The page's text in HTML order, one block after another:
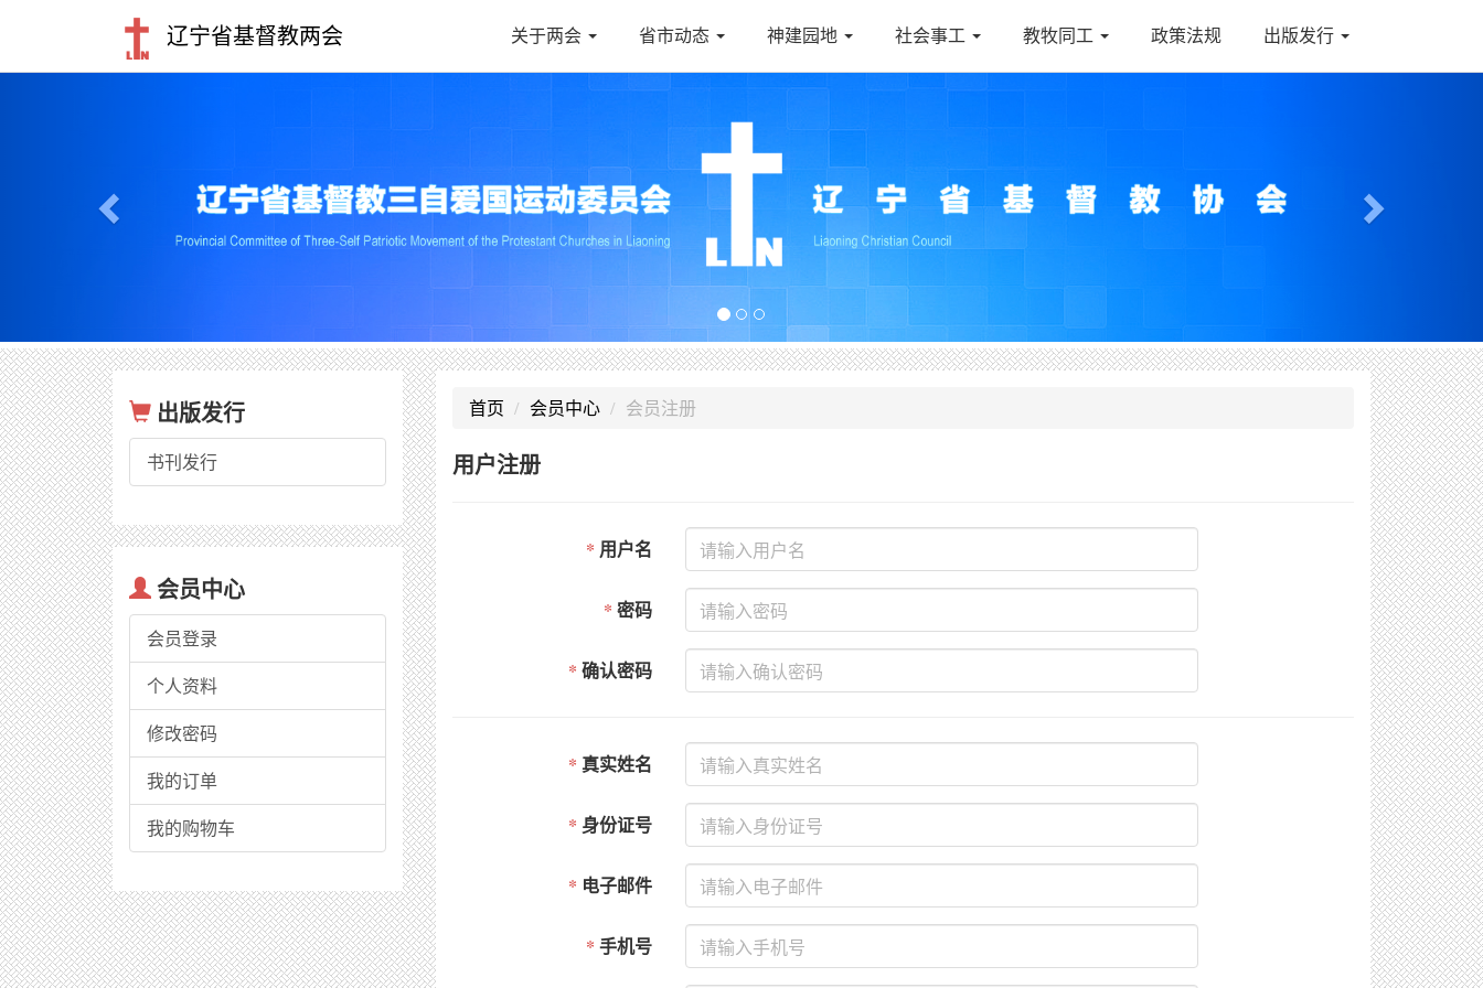
辽宁省基督教两会 关于两会 省市动态 神建园地 社会事工 教牧同工 政策法规 出版发行
出版发行
书刊发行
会员中心
会员登录
个人资料
修改密码
我的订单
我的购物车
首页 会员中心 会员注册
用户注册
* 用户名
* 密码
* 确认密码
* 真实姓名
* 身份证号
* 电子邮件
* 手机号